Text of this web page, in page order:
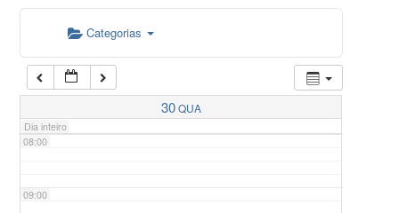
Categorias
30QUA
Dia inteiro
07:00
08:00
09:00